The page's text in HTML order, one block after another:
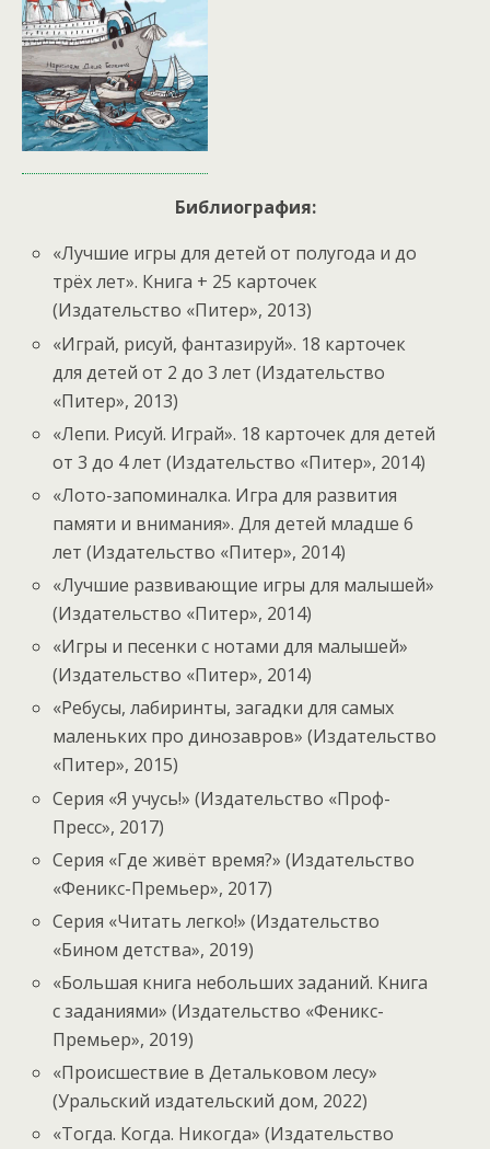
Библиография:
«Лучшие игры для детей от полугода и до
трёх лет». Книга + 25 карточек
(Издательство «Питер», 2013)
«Играй, рисуй, фантазируй». 18 карточек
для детей от 2 до 3 лет (Издательство
«Питер», 2013)
«Лепи. Рисуй. Играй». 18 карточек для детей
от 3 до 4 лет (Издательство «Питер», 2014)
«Лото-запоминалка. Игра для развития
памяти и внимания». Для детей младше 6
лет (Издательство «Питер», 2014)
«Лучшие развивающие игры для малышей»
(Издательство «Питер», 2014)
«Игры и песенки с нотами для малышей»
(Издательство «Питер», 2014)
«Ребусы, лабиринты, загадки для самых
маленьких про динозавров» (Издательство
«Питер», 2015)
Серия «Я учусь!» (Издательство «Проф-
Пресс», 2017)
Серия «Где живёт время?» (Издательство
«Феникс-Премьер», 2017)
Серия «Читать легко!» (Издательство
«Бином детства», 2019)
«Большая книга небольших заданий. Книга
с заданиями» (Издательство «Феникс-
Премьер», 2019)
«Происшествие в Детальковом лесу»
(Уральский издательский дом, 2022)
«Тогда. Когда. Никогда» (Издательство